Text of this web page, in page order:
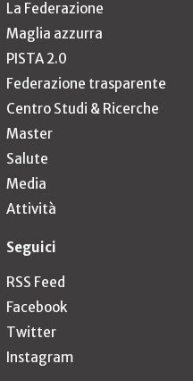
La Federazione
Maglia azzurra
PISTA 2.0
Federazione trasparente
Centro Studi & Ricerche
Master
Salute
Media
Attività
Seguici
RSS Feed
Facebook
Twitter
Instagram